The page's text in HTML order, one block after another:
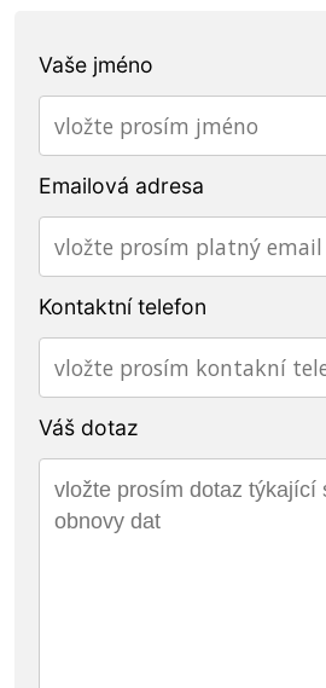
Vaše jméno
Emailová adresa
Kontaktní telefon
Váš dotaz